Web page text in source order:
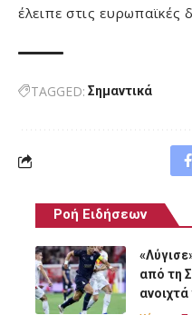
έλειπε στις ευρωπαϊκές
TAGGED: Σημαντικά
Ροή Ειδήσεων
από τη
ανοιχτά